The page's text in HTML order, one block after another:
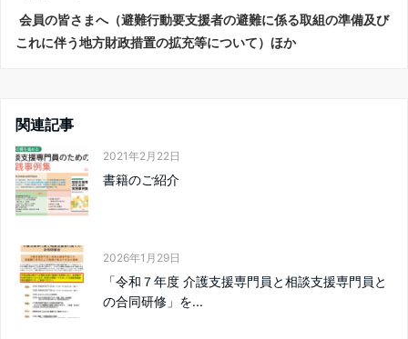
会員の皆さまへ（避難行動要支援者の避難に係る取組の準備及び
これに伴う地方財政措置の拡充等について）ほか
関連記事
2021年2月22日
書籍のご紹介
2026年1月29日
「令和７年度 介護支援専門員と相談支援専門員と
の合同研修」を...